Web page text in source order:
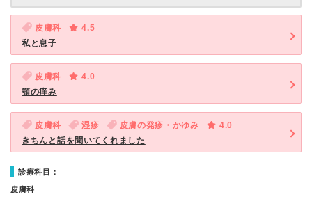
皮膚科
4.5
私と息子
皮膚科
4.0
顎の痒み
皮膚科 湿疹 皮膚の発疹・かゆみ
4.0
きちんと話を聞いてくれました
診療科目：
皮膚科